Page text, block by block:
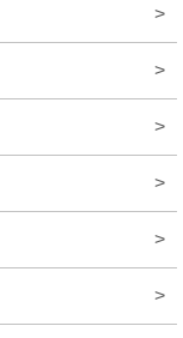
>
>
>
>
>
>